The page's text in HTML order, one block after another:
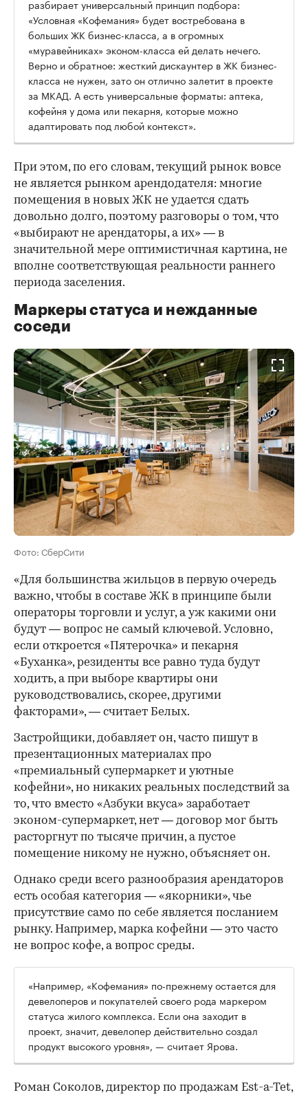
разбирает универсальный принцип подбора:
«Условная «Кофемания» будет востребована в
больших ЖК бизнес-класса, а в огромных
«муравейниках» эконом-класса ей делать нечего.
Верно и обратное: жесткий дискаунтер в ЖК бизнес-
класса не нужен, зато он отлично залетит в проекте
за МКАД. А есть универсальные форматы: аптека,
кофейня у дома или пекарня, которые можно
адаптировать под любой контекст».
При этом, по его словам, текущий рынок вовсе
не является рынком арендодателя: многие
помещения в новых ЖК не удается сдать
довольно долго, поэтому разговоры о том, что
«выбирают не арендаторы, а их» — в
значительной мере оптимистичная картина, не
вполне соответствующая реальности раннего
периода заселения.
Маркеры статуса и нежданные
соседи
Фото: СберСити
«Для большинства жильцов в первую очередь
важно, чтобы в составе ЖК в принципе были
операторы торговли и услуг, а уж какими они
будут — вопрос не самый ключевой. Условно,
если откроется «Пятерочка» и пекарня
«Буханка», резиденты все равно туда будут
ходить, а при выборе квартиры они
руководствовались, скорее, другими
факторами», — считает Белых.
Застройщики, добавляет он, часто пишут в
презентационных материалах про
«премиальный супермаркет и уютные
кофейни», но никаких реальных последствий за
то, что вместо «Азбуки вкуса» заработает
эконом-супермаркет, нет — договор мог быть
расторгнут по тысяче причин, а пустое
помещение никому не нужно, объясняет он.
Однако среди всего разнообразия арендаторов
есть особая категория — «якорники», чье
присутствие само по себе является посланием
рынку. Например, марка кофейни — это часто
не вопрос кофе, а вопрос среды.
«Например, «Кофемания» по-прежнему остается для
девелоперов и покупателей своего рода маркером
статуса жилого комплекса. Если она заходит в
проект, значит, девелопер действительно создал
продукт высокого уровня», — считает Ярова.
Роман Соколов, директор по продажам Est-a-Tet,